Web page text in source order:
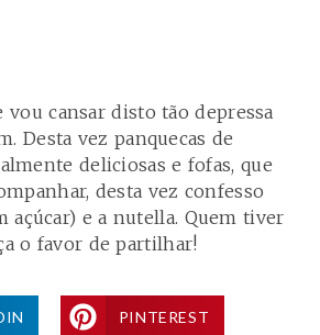
cansar disto tão depressa
Desta vez panquecas de
deliciosas e fofas, que
desta vez confesso
e a nutella. Quem tiver
o favor de partilhar!
PINTEREST